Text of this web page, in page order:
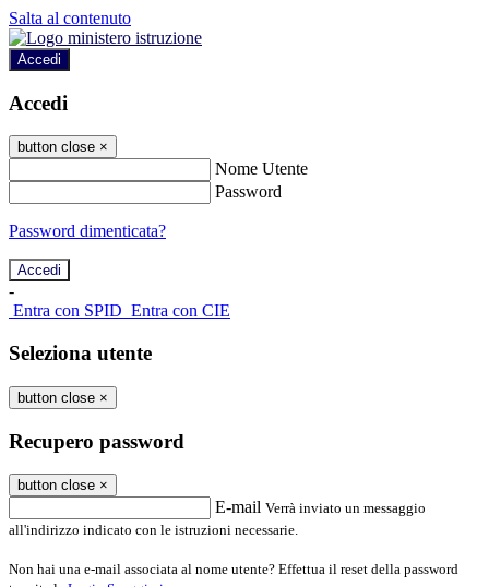
Salta al contenuto
Accedi
Accedi
button close ×
Nome Utente
Password
Password dimenticata?
-
Entra con SPID Entra con CIE
Seleziona utente
button close ×
Recupero password
button close ×
E-mail Verrà inviato un messaggio
all'indirizzo indicato con le istruzioni necessarie.
Non hai una e-mail associata al nome utente? Effettua il reset della password